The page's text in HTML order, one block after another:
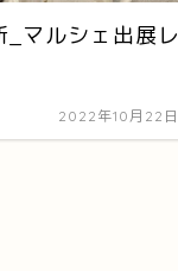
マルシェ出展レ
2022年10月22日